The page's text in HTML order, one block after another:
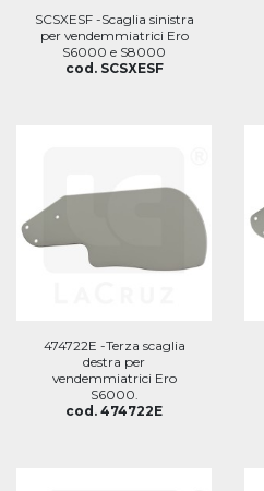
SCSXESF -Scaglia sinistra
per vendemmiatrici Ero
S6000 e S8000
cod. SCSXESF
474722E -Terza scaglia
destra per
vendemmiatrici Ero
S6000.
cod. 474722E